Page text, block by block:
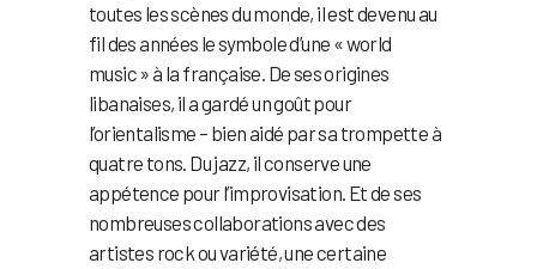
toutes les scènes du monde, il est devenu au
fil des années le symbole d’une « world
music » à la française. De ses origines
libanaises, il a gardé un goût pour
l’orientalisme – bien aidé par sa trompette à
quatre tons. Du jazz, il conserve une
appétence pour l’improvisation. Et de ses
nombreuses collaborations avec des
artistes rock ou variété, une certaine